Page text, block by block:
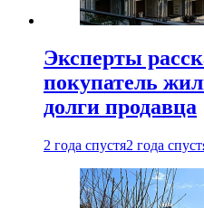
Эксперты
покупатель
долги продавца
2 года спустя2 года